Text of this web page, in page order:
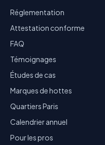
Réglementation
Attestation conforme
FAQ
Témoignages
Études de cas
Marques de hottes
Quartiers Paris
Calendrier annuel
Pour les pros